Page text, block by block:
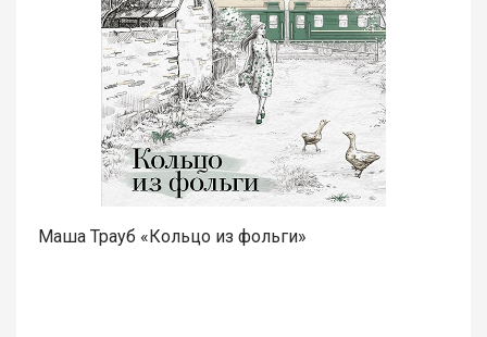
Маша Трауб «Кольцо из фольги»